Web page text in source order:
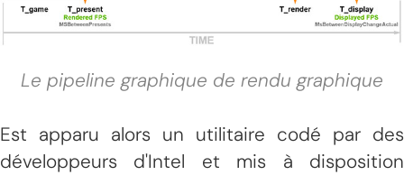
Le pipeline graphique de rendu graphique
Est apparu alors un utilitaire codé par des
développeurs d'Intel et mis à disposition